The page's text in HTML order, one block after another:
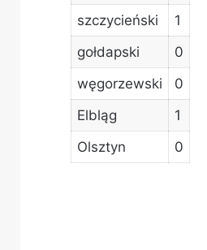
szczycieński
1
gołdapski
0
węgorzewski
0
Elbląg
1
Olsztyn
0